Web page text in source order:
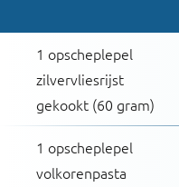
1 opscheplepel
zilvervliesrijst
gekookt (60 gram)
1 opscheplepel
volkorenpasta